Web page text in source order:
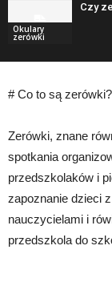
Okulary
zerówki
Czy
# Co to są zerówki?
Zerówki, znane
spotkania
przedszkolaków i
zapoznanie dzieci
nauczycielami i
przedszkola do